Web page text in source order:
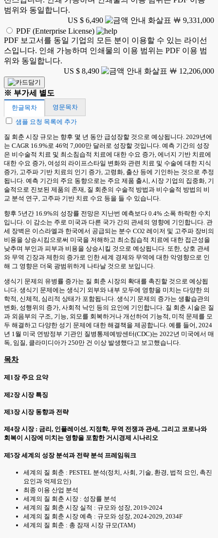
범위와 동일합니다.
US $ 6,490
￦ 9,331,000
PDF (Enterprise License)
PDF 보고서를 동일 기업의 모든 분이 이용할 수 있는 라이선
스입니다. 인쇄 가능하며 인쇄물의 이용 범위는 PDF 이용 범
위와 동일합니다.
US $ 8,490
￦ 12,206,000
※ 부가세 별도
한글목차
영문목차
샘플 요청 목록에 추가
질 회춘 시장 규모는 향후 몇 년 동안 급성장할 것으로 예상됩니다. 2029년에
는 CAGR 16.9%로 46억 7,000만 달러로 성장할 것입니다. 예측 기간의 성장
은 비수술적 치료 및 최소침습적 치료에 대한 수요 증가, 에너지 기반 치료에
대한 수요 증가, 여성의 라이프스타일 변화와 관련 치료 및 수술에 대한 지식
증가, 고주파 기반 치료의 인기 증가, 고령화, 출산 등에 기인하는 것으로 추정
됩니다. 예측 기간의 주요 동향으로는 주요 제품 출시, 시장 기업의 집중화, 기
술적으로 진보된 제품의 존재, 질 회춘의 수술적 방법과 비수술적 방법의 비
교 분석 연구, 고주파 기반 치료 수요 등을 들 수 있습니다.
향후 5년간 16.9%의 성장률 전망은 지난번 예측보다 0.4% 소폭 하락한 수치
입니다. 이 감소는 주로 미국과 다른 국가 간의 관세의 영향에 기인합니다. 관
세 장벽은 이스라엘과 한국에서 공급되는 분수 CO2 레이저 및 고주파 장비의
비용을 상승시킴으로써 미국을 저해하고 최소침습적 치료에 대한 접근성을
낮추며 부인과 피부과 비용을 상승시킬 것으로 예상됩니다. 또한, 상호 관세
와 무역 긴장과 제한의 증가로 인한 세계 경제와 무역에 대한 악영향으로 인
해 그 영향은 더욱 광범위하게 나타날 것으로 보입니다.
생식기 문제의 유병률 증가는 질 회춘 시장의 확대를 촉진할 것으로 예상됩
니다. 생식기 문제에는 생식기 외부와 내부 모두에 영향을 미치는 다양한 의
학적, 신체적, 심리적 상태가 포함됩니다. 생식기 문제의 증가는 생활습관의
변화, 성행위의 증가, 사회적 낙인 등의 요인에 기인합니다. 질 회춘 시술은 질
과 외음부의 구조, 기능, 외모를 회복하거나 개선하여 기능적, 미적 문제를 모
두 해결하고 다양한 성기 문제에 대한 해결책을 제공합니다. 예를 들어, 2024
년 1월 미국 연방정부 기관인 질병통제예방센터(CDC)는 2022년 미국에서 매
독, 임질, 클라미디아가 250만 건 이상 발생했다고 보고했습니다.
목차
제1장 주요 요약
제2장 시장 특징
제3장 시장 동향과 전략
제4장 시장 : 금리, 인플레이션, 지정학, 무역 전쟁과 관세, 그리고 코로나와
회복이 시장에 미치는 영향을 포함한 거시경제 시나리오
제5장 세계의 성장 분석과 전략 분석 프레임워크
세계의 질 회춘 : PESTEL 분석(정치, 사회, 기술, 환경, 법적 요인, 촉진
요인과 억제요인)
최종 이용 산업 분석
세계의 질 회춘 시장 : 성장률 분석
세계의 질 회춘 시장 실적 : 규모와 성장, 2019-2024
세계의 질 회춘 시장 예측 : 규모와 성장, 2024-2029, 2034F
세계의 질 회춘 : 총 잠재 시장 규모(TAM)